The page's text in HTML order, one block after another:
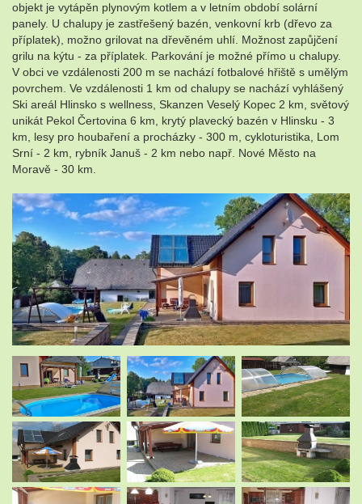
objekt je vytápěn plynovým kotlem a v letním období solární
panely. U chalupy je zastřešený bazén, venkovní krb (dřevo za
příplatek), možno grilovat na dřevěném uhlí. Možnost zapůjčení
grilu na kýtu - za příplatek. Parkování je možné přímo u chalupy.
V obci ve vzdálenosti 200 m se nachází fotbalové hřiště s umělým
povrchem. Ve vzdálenosti 1 km od chalupy se nachází vyhlášený
Ski areál Hlinsko s wellness, Skanzen Veselý Kopec 2 km, světový
unikát Pekol Čertovina 6 km, krytý plavecký bazén v Hlinsku - 3
km, lesy pro houbaření a procházky - 300 m, cykloturistika, Lom
Srní - 2 km, rybník Januš - 2 km nebo např. Nové Město na
Moravě - 30 km.